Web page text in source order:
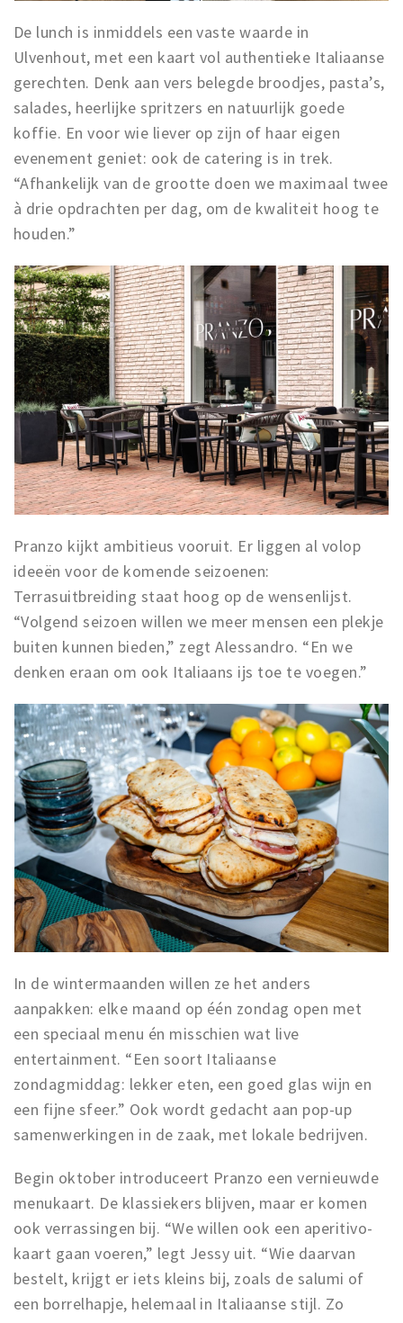
De lunch is inmiddels een vaste waarde in
Ulvenhout, met een kaart vol authentieke Italiaanse
gerechten. Denk aan vers belegde broodjes, pasta’s,
salades, heerlijke spritzers en natuurlijk goede
koffie. En voor wie liever op zijn of haar eigen
evenement geniet: ook de catering is in trek.
“Afhankelijk van de grootte doen we maximaal twee
à drie opdrachten per dag, om de kwaliteit hoog te
houden.”
Pranzo kijkt ambitieus vooruit. Er liggen al volop
ideeën voor de komende seizoenen:
Terrasuitbreiding staat hoog op de wensenlijst.
“Volgend seizoen willen we meer mensen een plekje
buiten kunnen bieden,” zegt Alessandro. “En we
denken eraan om ook Italiaans ijs toe te voegen.”
In de wintermaanden willen ze het anders
aanpakken: elke maand op één zondag open met
een speciaal menu én misschien wat live
entertainment. “Een soort Italiaanse
zondagmiddag: lekker eten, een goed glas wijn en
een fijne sfeer.” Ook wordt gedacht aan pop-up
samenwerkingen in de zaak, met lokale bedrijven.
Begin oktober introduceert Pranzo een vernieuwde
menukaart. De klassiekers blijven, maar er komen
ook verrassingen bij. “We willen ook een aperitivo-
kaart gaan voeren,” legt Jessy uit. “Wie daarvan
bestelt, krijgt er iets kleins bij, zoals de salumi of
een borrelhapje, helemaal in Italiaanse stijl. Zo